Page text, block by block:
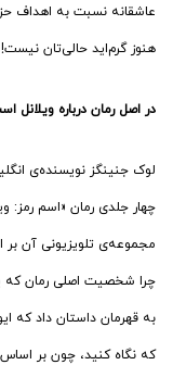
عاشقانه نسبت به اهداف
هنوز گرم‌اید حالی‌تان نیست!
در اصل رمان درباره ویلانل
مجموعه‌ی تلویزیونی آن بر
چرا شخصیت اصلی رمان که
به قهرمان داستان داد که
که نگاه کنید، چون بر